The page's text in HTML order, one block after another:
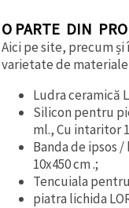
O PARTE DIN
Aici pe site, precum
varietate de
Ludra ceramică
Silicon pentru
ml., Cu intaritor
Banda de ipsos
10x450 cm .;
Tencuiala
piatra lichida